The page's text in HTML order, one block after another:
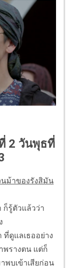
2 วันพุธที่
ม้าของรังสิมัน
ก็รู้ตัวแล้วว่า
ที่ดูแลเธออย่าง
พรางตน แต่ก็
พบเข้าเสียก่อน